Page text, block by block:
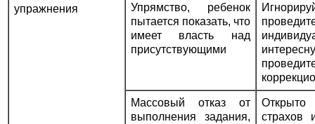
упражнения
Упрямство, ребенок
пытается показать, что
имеет власть над
присутствующими
Массовый отказ от
выполнения задания,
Открыто
страхов